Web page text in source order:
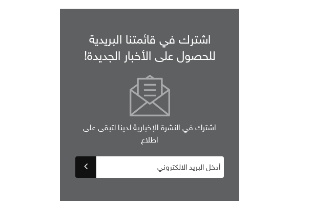
اشترك في قائمتنا البريدية
للحصول على الأخبار الجديدة!
اشترك في النشرة الإخبارية لدينا لتبقى على
اطلاع